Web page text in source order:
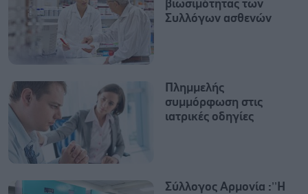
βιωσιμότητας των
Συλλόγων ασθενών
Πλημμελής
συμμόρφωση στις
ιατρικές οδηγίες
Σύλλογος Αρμονία :’’Η